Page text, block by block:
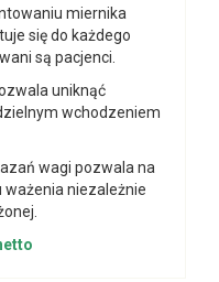
miernika
się do każdego
są pacjenci.
uniknąć
wchodzeniem
wagi pozwala na
niezależnie